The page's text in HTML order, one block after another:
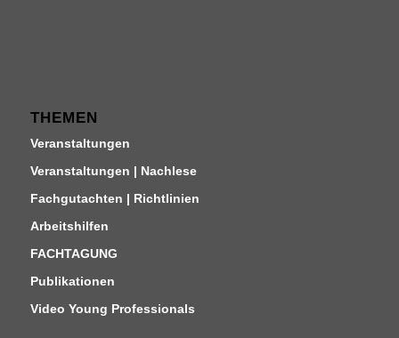
THEMEN
Veranstaltungen
Veranstaltungen | Nachlese
Fachgutachten | Richtlinien
Arbeitshilfen
FACHTAGUNG
Publikationen
Video Young Professionals